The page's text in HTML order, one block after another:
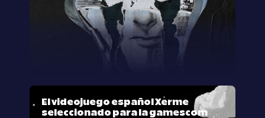
El videojuego español Xerme
seleccionado para la gamescom